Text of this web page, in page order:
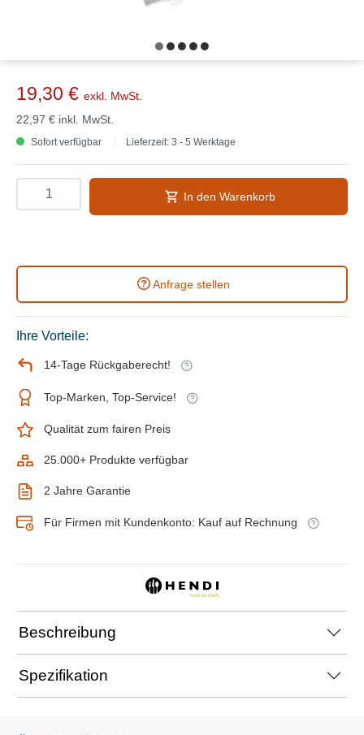
19,30 € exkl. MwSt.
22,97 € inkl. MwSt.
Sofort verfügbar Lieferzeit: 3 - 5 Werktage
In den Warenkorb
Anfrage stellen
Ihre Vorteile:
14-Tage Rückgaberecht!
Top-Marken, Top-Service!
Qualität zum fairen Preis
25.000+ Produkte verfügbar
2 Jahre Garantie
Für Firmen mit Kundenkonto: Kauf auf Rechnung
Beschreibung
Spezifikation